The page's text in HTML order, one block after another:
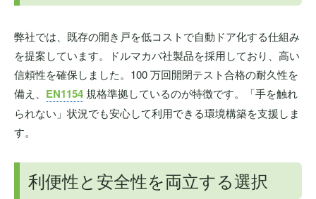
弊社では、既存の開き戸を低コストで自動ドア化する仕組み
を提案しています。ドルマカバ社製品を採用しており、高い
信頼性を確保しました。100 万回開閉テスト合格の耐久性を
備え、 EN1154 規格準拠しているのが特徴です。「手を触れ
られない」状況でも安心して利用できる環境構築を支援しま
す。
利便性と安全性を両立する選択